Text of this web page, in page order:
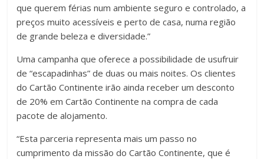
que querem férias num ambiente seguro e controlado, a
preços muito acessíveis e perto de casa, numa região
de grande beleza e diversidade.”
Uma campanha que oferece a possibilidade de usufruir
de “escapadinhas” de duas ou mais noites. Os clientes
do Cartão Continente irão ainda receber um desconto
de 20% em Cartão Continente na compra de cada
pacote de alojamento.
“Esta parceria representa mais um passo no
cumprimento da missão do Cartão Continente, que é